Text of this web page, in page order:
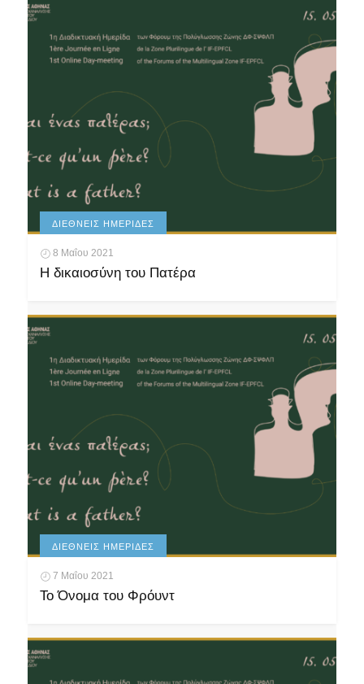
ΔΙΕΘΝΕΊΣ ΗΜΕΡΊΔΕΣ
8 Μαΐου 2021
Η δικαιοσύνη του Πατέρα
ΔΙΕΘΝΕΊΣ ΗΜΕΡΊΔΕΣ
7 Μαΐου 2021
Το Όνομα του Φρόυντ